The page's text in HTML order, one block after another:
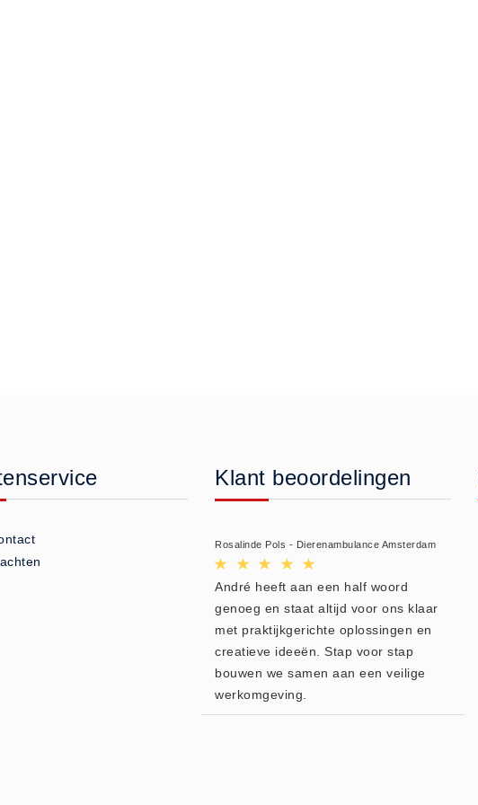
Klant beoordelingen
Rosalinde Pols - Dierenambulance Amsterdam
André heeft aan een half woord
genoeg en staat altijd voor ons klaar
met praktijkgerichte oplossingen en
creatieve ideeën. Stap voor stap
bouwen we samen aan een veilige
werkomgeving.